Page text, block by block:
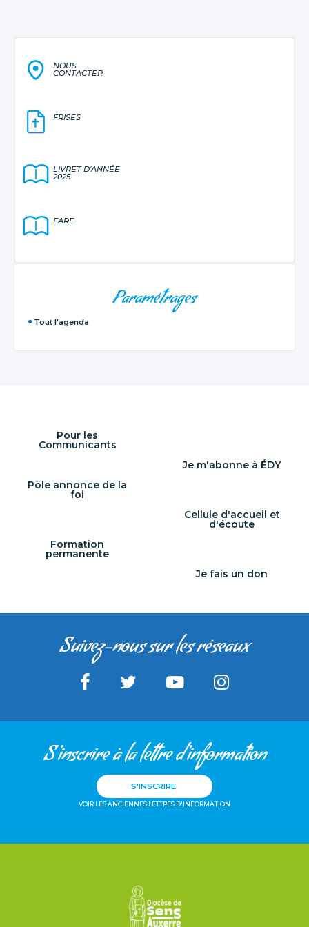
NOUS
CONTACTER
FRISES
LIVRET D'ANNÉE
2025
FARE
Paramétrages
Tout l'agenda
Pour les
Communicants
Je m'abonne à ÉDY
Pôle annonce de la
foi
Cellule d'accueil et
d'écoute
Formation
permanente
Je fais un don
Suivez-nous sur les réseaux
S'inscrire à la lettre d'information
S'INSCRIRE
VOIR LES ANCIENNES LETTRES D'INFORMATION